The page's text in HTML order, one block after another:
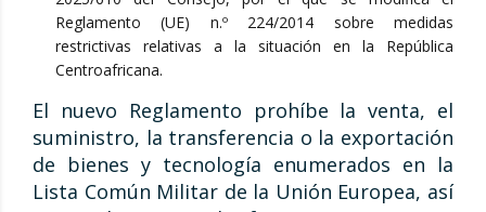
Reglamento (UE) n.º 224/2014 sobre medidas
restrictivas relativas a la situación en la República
Centroafricana.
El nuevo Reglamento prohíbe la venta, el
suministro, la transferencia o la exportación
de bienes y tecnología enumerados en la
Lista Común Militar de la Unión Europea, así